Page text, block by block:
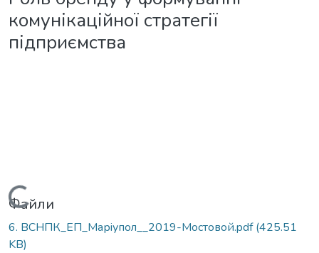
комунікаційної стратегії
підприємства
Вантажиться...
Файли
6. ВСНПК_ЕП_Марiупол__2019-Мостовой.pdf(425.51
KB)